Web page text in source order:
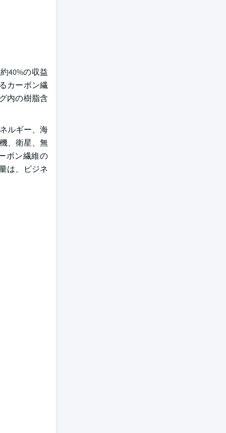
40%の収益
カーボン繊
内の樹脂含
ルギー、海
、衛星、無
ボン繊維の
は、ビジネ